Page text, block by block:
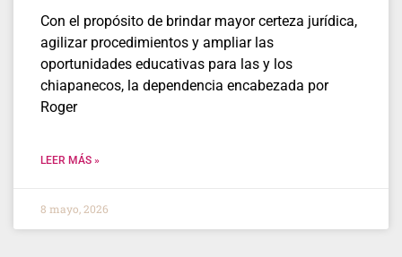
Con el propósito de brindar mayor certeza jurídica,
agilizar procedimientos y ampliar las
oportunidades educativas para las y los
chiapanecos, la dependencia encabezada por
Roger
LEER MÁS »
8 mayo, 2026